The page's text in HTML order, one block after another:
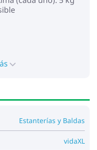
Estanterías y Baldas
vidaXL